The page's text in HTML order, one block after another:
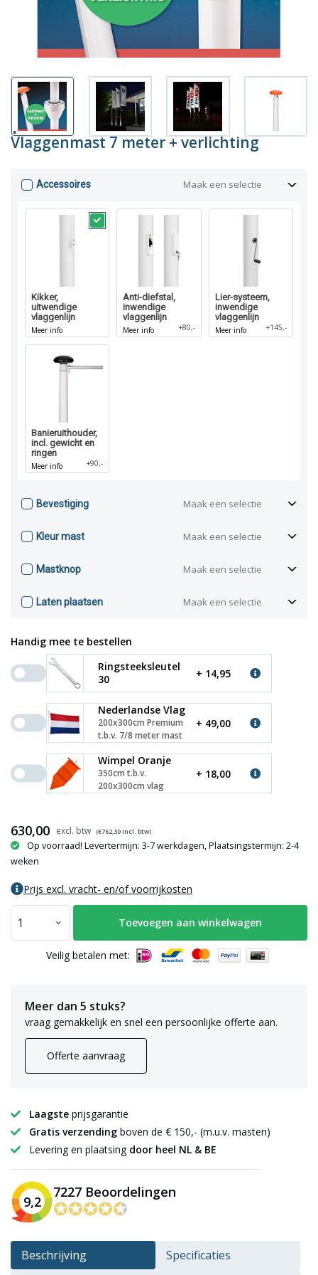
Vlaggenmast 7 meter + verlichting
Accessoires Maak een selectie
Kikker,
uitwendige
vlaggenlijn
Meer info
Anti-diefstal,
inwendige
vlaggenlijn
Meer info +80,-
Lier-systeem,
inwendige
vlaggenlijn
Meer info +145,-
Banieruithouder,
incl. gewicht en
ringen
Meer info +90,-
Bevestiging Maak een selectie
Kleur mast Maak een selectie
Mastknop Maak een selectie
Laten plaatsen Maak een selectie
Handig mee te bestellen
Ringsteeksleutel
30
+ 14,95
Nederlandse Vlag
200x300cm Premium
t.b.v. 7/8 meter mast
+ 49,00
Wimpel Oranje
350cm t.b.v.
200x300cm vlag
+ 18,00
630,00 (€762,30incl. btw)
Op voorraad! Levertermijn: 3-7 werkdagen, Plaatsingstermijn: 2-4
weken
Prijs excl. vracht- en/of voorrijkosten
Toevoegen aan winkelwagen
Veilig betalen met:
Meer dan 5 stuks?
vraag gemakkelijk en snel een persoonlijke offerte aan.
Offerte aanvraag
Laagste prijsgarantie
Gratis verzending boven de € 150,- (m.u.v. masten)
Levering en plaatsing door heel NL & BE
9,2
7227 Beoordelingen
✪✪✪✪✪
✪✪✪✪✪
Beschrijving Specificaties